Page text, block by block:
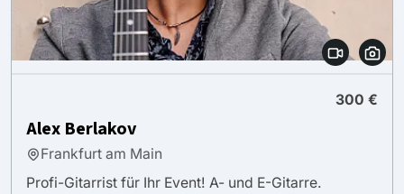
300 €
Alex Berlakov
Frankfurt am Main
Profi-Gitarrist für Ihr Event! A- und E-Gitarre.